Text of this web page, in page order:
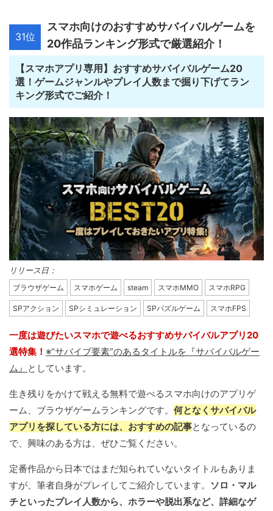
31位
スマホ向けのおすすめサバイバルゲームを
20作品ランキング形式で厳選紹介！
【スマホアプリ専用】おすすめサバイバルゲーム20
選！ゲームジャンルやプレイ人数まで掘り下げてラン
キング形式でご紹介！
リリース日：
ブラウザゲーム スマホゲーム steam スマホMMO スマホRPG
SPアクション SPシミュレーション SPパズルゲーム スマホFPS
一度は遊びたいスマホで遊べるおすすめサバイバルアプリ20
選特集！ ※“サバイブ要素”のあるタイトルを『サバイバルゲー
ム』 としています。
生き残りをかけて戦える無料で遊べるスマホ向けのアプリゲ
ーム、ブラウザゲームランキングです。 何となくサバイバル
アプリを探している方には、おすすめの記事となっているの
で、興味のある方は、ぜひご覧ください。
定番作品から日本ではまだ知られていないタイトルもありま
すが、筆者自身がプレイしてご紹介しています。
ソロ・マル
チといったプレイ人数から、ホラーや脱出系など、詳細なゲ